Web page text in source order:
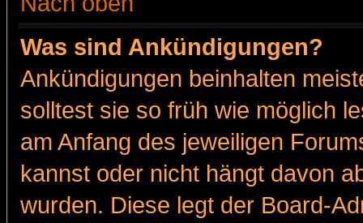
Was sind Ankündigungen?
Ankündigungen beinhalten
solltest sie so früh wie möglich
am Anfang des jeweiligen
kannst oder nicht hängt davon
wurden. Diese legt der Board-